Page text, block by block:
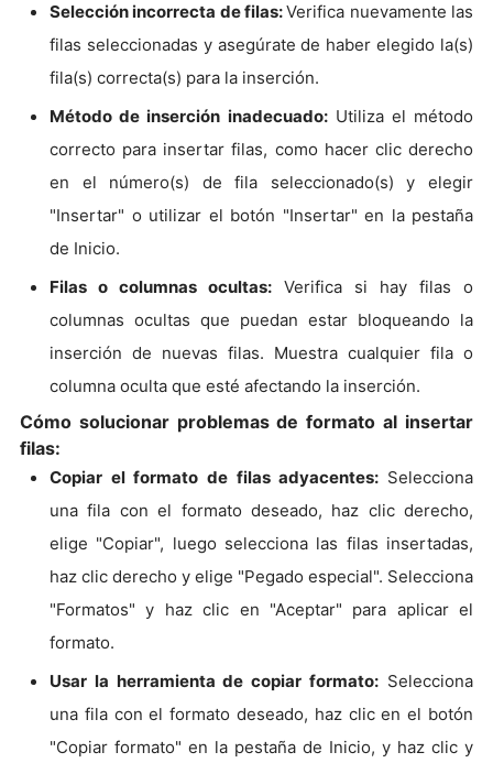
Selección incorrecta de filas:Verifica nuevamente las
filas seleccionadas y asegúrate de haber elegido la(s)
fila(s) correcta(s) para la inserción.
Método de inserción inadecuado:Utiliza el método
correcto para insertar filas, como hacer clic derecho
en el número(s) de fila seleccionado(s) y elegir
"Insertar" o utilizar el botón "Insertar" en la pestaña
de Inicio.
Filas o columnas ocultas: Verifica si hay filas o
columnas ocultas que puedan estar bloqueando la
inserción de nuevas filas. Muestra cualquier fila o
columna oculta que esté afectando la inserción.
Cómo solucionar problemas de formato al insertar
filas:
Copiar el formato de filas adyacentes: Selecciona
una fila con el formato deseado, haz clic derecho,
elige "Copiar", luego selecciona las filas insertadas,
haz clic derecho y elige "Pegado especial". Selecciona
"Formatos" y haz clic en "Aceptar" para aplicar el
formato.
Usar la herramienta de copiar formato: Selecciona
una fila con el formato deseado, haz clic en el botón
"Copiar formato" en la pestaña de Inicio, y haz clic y